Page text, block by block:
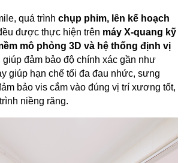
quá trình chụp phim, lên kế hoạch
được thực hiện trên máy X-quang kỹ
mô phỏng 3D và hệ thống định vị
giúp đảm bảo độ chính xác gần như
giúp hạn chế tối đa đau nhức, sưng
bảo vis cắm vào đúng vị trí xương tốt,
niềng răng.